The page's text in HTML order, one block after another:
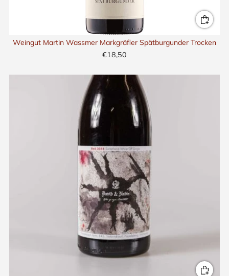
Weingut Martin Wassmer Markgräfler Spätburgunder Trocken
€18,50